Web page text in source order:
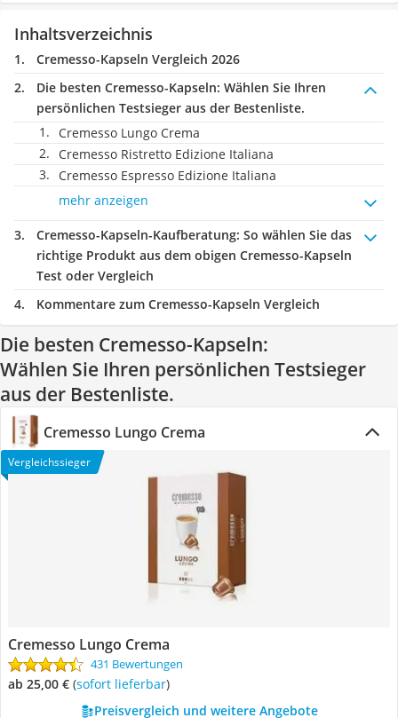
Inhaltsverzeichnis
Cremesso-Kapseln Vergleich 2026
Die besten Cremesso-Kapseln: Wählen Sie Ihren
persönlichen Testsieger aus der Bestenliste.
Cremesso Lungo Crema
Cremesso Ristretto Edizione Italiana
Cremesso Espresso Edizione Italiana
mehr anzeigen
Cremesso-Kapseln-Kaufberatung: So wählen Sie das
richtige Produkt aus dem obigen Cremesso-Kapseln
Test oder Vergleich
Kommentare zum Cremesso-Kapseln Vergleich
Die besten Cremesso-Kapseln:
Wählen Sie Ihren persönlichen Testsieger
aus der Bestenliste.
Cremesso Lungo Crema
Vergleichssieger
Cremesso Lungo Crema
431 Bewertungen
ab 25,00 € ( Sofort lieferbar)
Preisvergleich und weitere Angebote